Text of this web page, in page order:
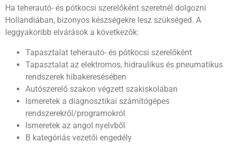
Ha teherautó- és pótkocsi szerelőként szeretnél dolgozni
Hollandiában, bizonyos készségekre lesz szükséged. A
leggyakoribb elvárások a következők:
Tapasztalat teherautó- és pótkocsi szerelőként
Tapasztalat az elektromos, hidraulikus és pneumatikus
rendszerek hibakeresésében
Autószerelő szakon végzett szakiskolában
Ismeretek a diagnosztikai számítógépes
rendszerekről/programokról
Ismeretek az angol nyelvből
B kategóriás vezetői engedély